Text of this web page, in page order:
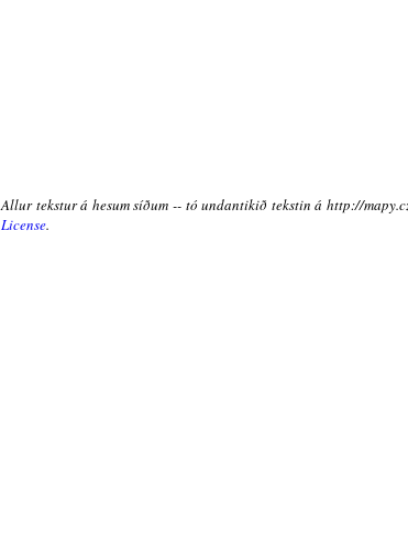
Allur tekstur á hesum síðum -- tó undantikið tekstin á http://
License.